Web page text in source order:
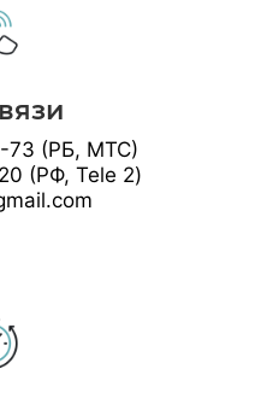
73 (РБ, МТС)
(РФ, Tele 2)